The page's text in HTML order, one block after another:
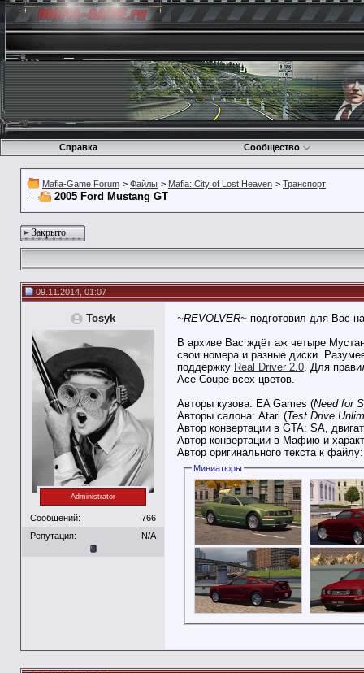
Справка Сообщество
Mafia-Game Forum > Файлы > Mafia: City of Lost Heaven > Транспорт
2005 Ford Mustang GT
Закрыто
09.11.2014, 01:07
Tosyk
Administrator
Сообщений:
766
Репутация:
N/A
~REVOLVER~ подготовил для Вас
В архиве Вас ждёт аж четыре
свои номера и разные диски.
поддержку Real Driver 2.0. Для
Ace Coupe всех цветов.
Авторы кузова: EA Games (Need for
Авторы салона: Atari (Test Drive
Автор конвертации в GTA: SA,
Автор конвертации в Мафию и
Автор оригинального текста к
Миниатюры